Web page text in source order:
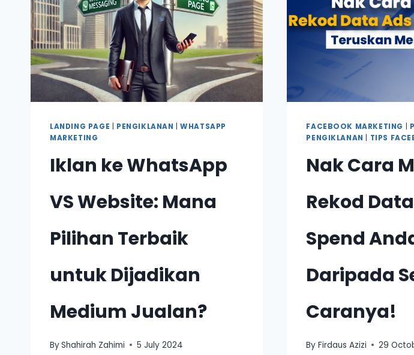
LANDING PAGE PENGIKLANAN |WHATSAPP
MARKETING
Iklan ke WhatsApp
VS Website: Mana
Pilihan Terbaik
untuk Dijadikan
Medium Jualan?
ByShahirah Zahimi 5 July 2024
FACEBOOK MARKETING
PENGIKLANAN
TIPS
Nak Cara
Rekod
Spend
Daripada
Caranya!
By Firdaus Azizi 29